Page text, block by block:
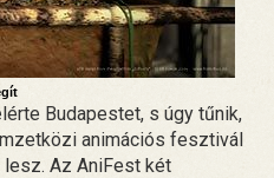
Budapestet, s úgy tűnik,
animációs fesztivál
Az AniFest két